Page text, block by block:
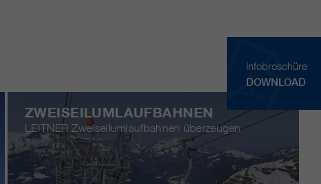
Infobroschüre
DOWNLOAD
ZWEISEILUMLAUFBAHNEN
LEITNER Zweiseilumlaufbahnen überzeugen